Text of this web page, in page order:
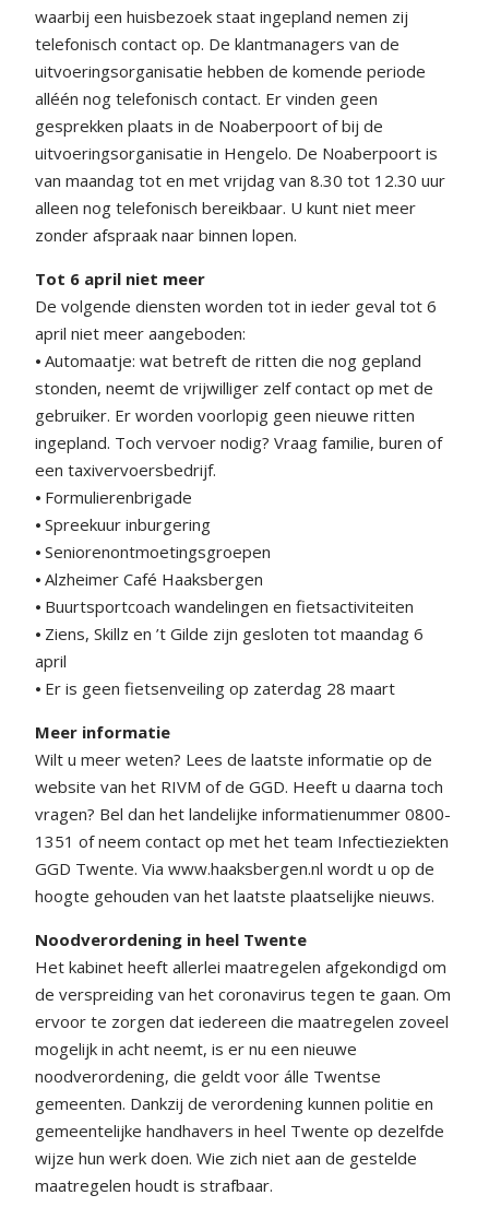
waarbij een huisbezoek staat ingepland nemen zij
telefonisch contact op. De klantmanagers van de
uitvoeringsorganisatie hebben de komende periode
alléén nog telefonisch contact. Er vinden geen
gesprekken plaats in de Noaberpoort of bij de
uitvoeringsorganisatie in Hengelo. De Noaberpoort is
van maandag tot en met vrijdag van 8.30 tot 12.30 uur
alleen nog telefonisch bereikbaar. U kunt niet meer
zonder afspraak naar binnen lopen.
Tot 6 april niet meer
De volgende diensten worden tot in ieder geval tot 6
april niet meer aangeboden:
⦁ Automaatje: wat betreft de ritten die nog gepland
stonden, neemt de vrijwilliger zelf contact op met de
gebruiker. Er worden voorlopig geen nieuwe ritten
ingepland. Toch vervoer nodig? Vraag familie, buren of
een taxivervoersbedrijf.
⦁ Formulierenbrigade
⦁ Spreekuur inburgering
⦁ Seniorenontmoetingsgroepen
⦁ Alzheimer Café Haaksbergen
⦁ Buurtsportcoach wandelingen en fietsactiviteiten
⦁ Ziens, Skillz en ’t Gilde zijn gesloten tot maandag 6
april
⦁ Er is geen fietsenveiling op zaterdag 28 maart
Meer informatie
Wilt u meer weten? Lees de laatste informatie op de
website van het RIVM of de GGD. Heeft u daarna toch
vragen? Bel dan het landelijke informatienummer 0800-
1351 of neem contact op met het team Infectieziekten
GGD Twente. Via www.haaksbergen.nl wordt u op de
hoogte gehouden van het laatste plaatselijke nieuws.
Noodverordening in heel Twente
Het kabinet heeft allerlei maatregelen afgekondigd om
de verspreiding van het coronavirus tegen te gaan. Om
ervoor te zorgen dat iedereen die maatregelen zoveel
mogelijk in acht neemt, is er nu een nieuwe
noodverordening, die geldt voor álle Twentse
gemeenten. Dankzij de verordening kunnen politie en
gemeentelijke handhavers in heel Twente op dezelfde
wijze hun werk doen. Wie zich niet aan de gestelde
maatregelen houdt is strafbaar.